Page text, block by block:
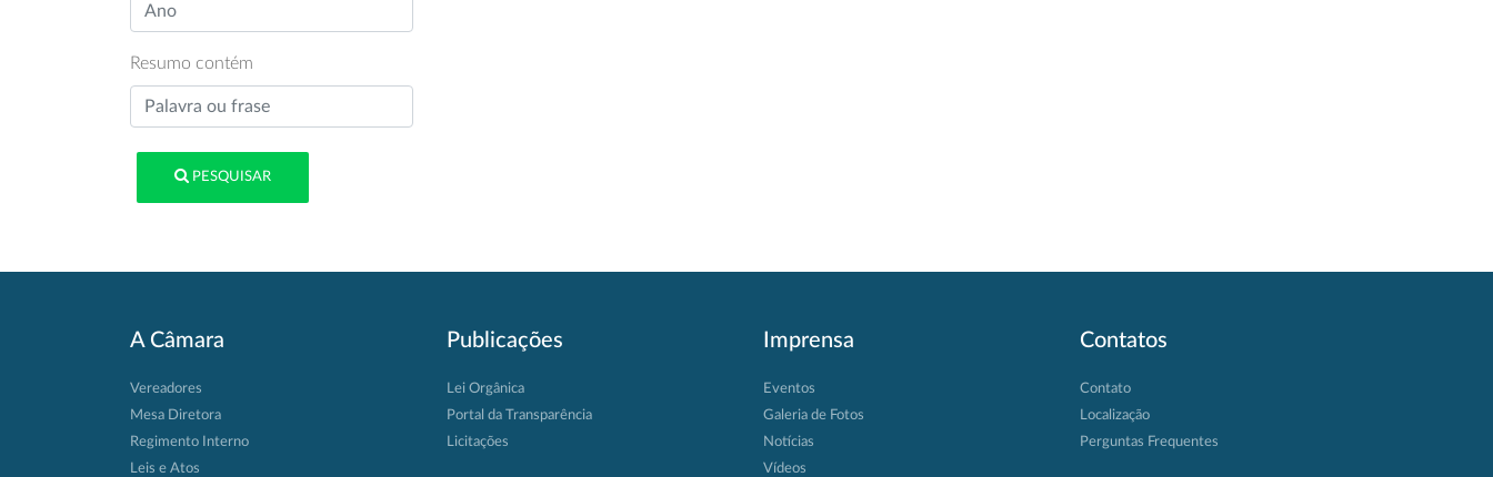
Resumo contém
PESQUISAR
A Câmara
Vereadores
Mesa Diretora
Regimento Interno
Leis e Atos
Publicações
Lei Orgânica
Portal da Transparência
Licitações
Imprensa
Eventos
Galeria de Fotos
Notícias
Vídeos
Contatos
Contato
Localização
Perguntas Frequentes